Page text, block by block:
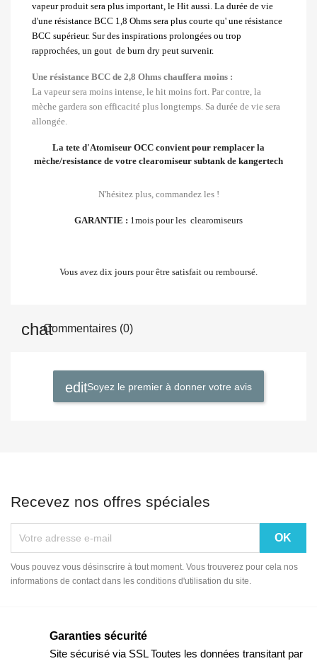
vapeur produit sera plus important, le Hit aussi. La durée de vie
d'une résistance BCC 1,8 Ohms sera plus courte qu' une résistance
BCC supérieur. Sur des inspirations prolongées ou trop
rapprochées, un gout de burn dry peut survenir.
Une résistance BCC de 2,8 Ohms chauffera moins :
La vapeur sera moins intense, le hit moins fort. Par contre, la
mèche gardera son efficacité plus longtemps. Sa durée de vie sera
allongée.
La tete d'Atomiseur OCC convient pour remplacer la
mèche/resistance de votre clearomiseur subtank de kangertech
N'hésitez plus, commandez les !
GARANTIE : 1mois pour les clearomiseurs
Vous avez dix jours pour être satisfait ou remboursé.
Commentaires (0)
Soyez le premier à donner votre avis
Recevez nos offres spéciales
Vous pouvez vous désinscrire à tout moment. Vous trouverez pour cela nos
informations de contact dans les conditions d'utilisation du site.
Garanties sécurité
Site sécurisé via SSL Toutes les données transitant par